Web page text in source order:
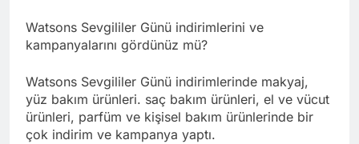
Watsons Sevgililer Günü indirimlerini ve
kampanyalarını gördünüz mü?
Watsons Sevgililer Günü indirimlerinde makyaj,
yüz bakım ürünleri. saç bakım ürünleri, el ve vücut
ürünleri, parfüm ve kişisel bakım ürünlerinde bir
çok indirim ve kampanya yaptı.